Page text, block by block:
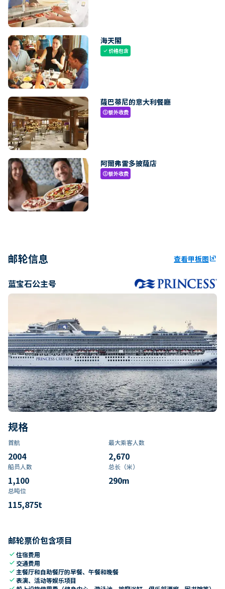
海天閣
check价格包含
薩巴蒂尼的意大利餐廳
paid额外收费
阿爾弗雷多披薩店
paid额外收费
邮轮信息 查看甲板图ungroup
蓝宝石公主号
规格
首航
2004
最大乘客人数
2,670
船员人数
1,100
总长（米）
290m
总吨位
115,875t
邮轮票价包含项目
check住宿费用
check 交通费用
check 主餐厅和自助餐厅的早餐、午餐和晚餐
check表演、活动等娱乐项目